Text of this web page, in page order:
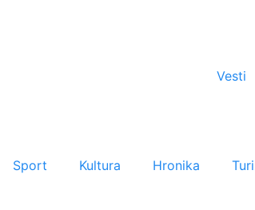
Vesti
Sport Kultura Hronika